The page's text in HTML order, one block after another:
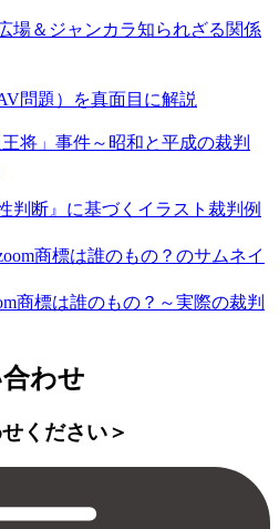
場＆ジャンカラ知られざる関係
問題）を真面目に解説
王将」事件～昭和と平成の裁判
判断』に基づくイラスト裁判例
商標は誰のもの？～実際の裁判
わせ
ください＞